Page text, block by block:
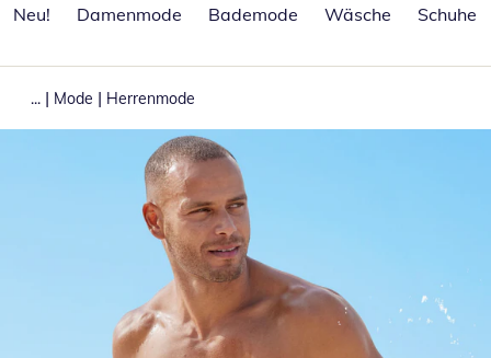
Neu!
Damenmode Bademode Wäsche Schuhe
... | Mode | Herrenmode